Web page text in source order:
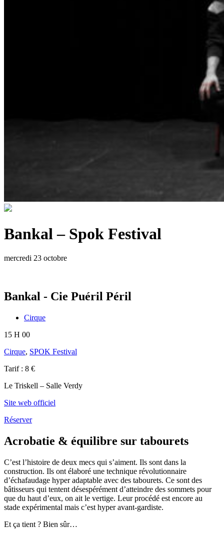
Bankal – Spok Festival
mercredi 23 octobre
Bankal - Cie Puéril Péril
Cirque
15 H 00
Cirque, SPOK Festival
Tarif : 8 €
Le Triskell – Salle Verdy
Site web officiel
Réserver
Acrobatie & équilibre sur tabourets
C’est l’histoire de deux mecs qui s’aiment. Ils sont dans la
construction. Ils ont élaboré une technique révolutionnaire
d’échafaudage hyper adaptable avec des tabourets. Ce sont des
bâtisseurs qui tentent désespérément d’atteindre des sommets pour
que du haut d’eux, on ait le vertige. Leur procédé est encore au
stade expérimental mais c’est hyper avant-gardiste.
Et ça tient ? Bien sûr…